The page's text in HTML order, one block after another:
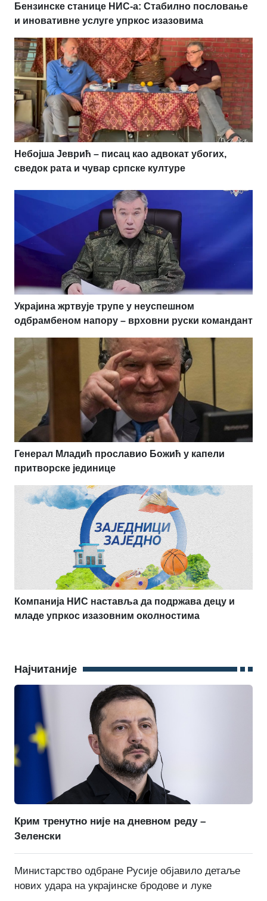
Бензинске станице НИС-а: Стабилно пословање
и иновативне услуге упркос изазовима
Небојша Јеврић – писац као адвокат убогих,
сведок рата и чувар српске културе
Украјина жртвује трупе у неуспешном
одбрамбеном напору – врховни руски командант
Генерал Младић прославио Божић у капели
притворске јединице
Компанија НИС наставља да подржава децу и
младе упркос изазовним околностима
Најчитаније
Крим тренутно није на дневном реду –
Зеленски
Министарство одбране Русије објавило детаље
нових удара на украјинске бродове и луке